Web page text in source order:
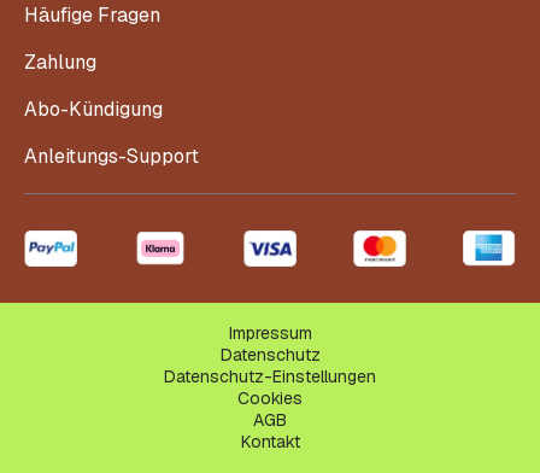
Häufige Fragen
Zahlung
Abo-Kündigung
Anleitungs-Support
Impressum
Datenschutz
Datenschutz-Einstellungen
Cookies
AGB
Kontakt